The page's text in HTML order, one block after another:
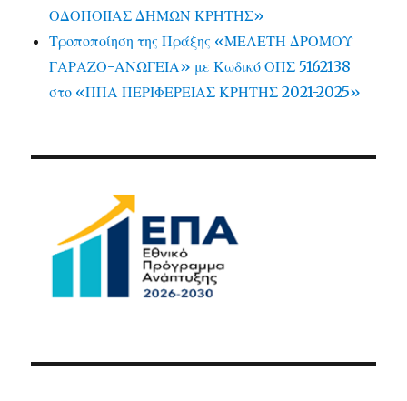
ΟΔΟΠΟΙΙΑΣ ΔΗΜΩΝ ΚΡΗΤΗΣ»
Τροποποίηση της Πράξης «ΜΕΛΕΤΗ ΔΡΟΜΟΥ
ΓΑΡΑΖΟ-ΑΝΩΓΕΙΑ» με Κωδικό ΟΠΣ 5162138
στο «ΠΠΑ ΠΕΡΙΦΕΡΕΙΑΣ ΚΡΗΤΗΣ 2021-2025»